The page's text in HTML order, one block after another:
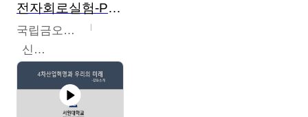
전자회로실험-PSPICE 시뮬레이션
국립금오공과대학교
신경욱